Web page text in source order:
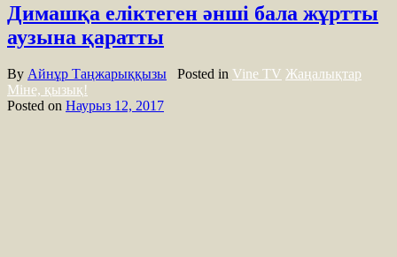
Димашқа еліктеген әнші бала жұртты
аузына қаратты
By Айнұр Таңжарыққызы Posted in Vine TV Жаңалықтар
Міне, қызық!
Posted on Наурыз 12, 2017